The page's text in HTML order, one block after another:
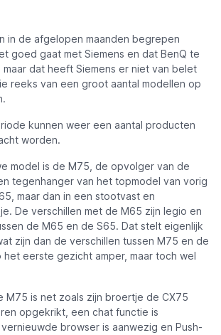
in de afgelopen maanden begrepen
goed gaat met Siemens en dat BenQ te
dat heeft Siemens er niet van belet
reeks van een groot aantal modellen op
kunnen weer een aantal producten
worden.
model is de M75, de opvolger van de
tegenhanger van het topmodel van vorig
maar dan in een stootvast en
De verschillen met de M65 zijn legio en
de M65 en de S65. Dat stelt eigenlijk
zijn dan de verschillen tussen M75 en de
het eerste gezicht amper, maar toch wel
M75 is net zoals zijn broertje de CX75
opgekrikt, een chat functie is
browser is aanwezig en Push-